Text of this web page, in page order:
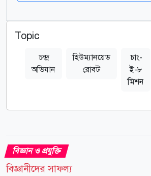
Topic
চন্দ্র
অভিযান
হিউম্যানয়েড
রোবট
চাং-
ই-৮
মিশন
বিজ্ঞান ও প্রযুক্তি
বিজ্ঞানীদের সাফল্য